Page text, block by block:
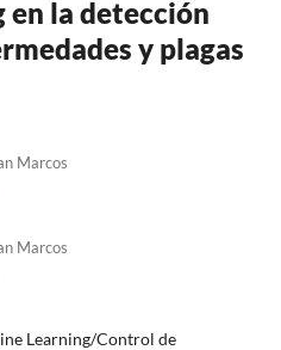
en la detección
y plagas
Marcos
Marcos
Learning/Control de